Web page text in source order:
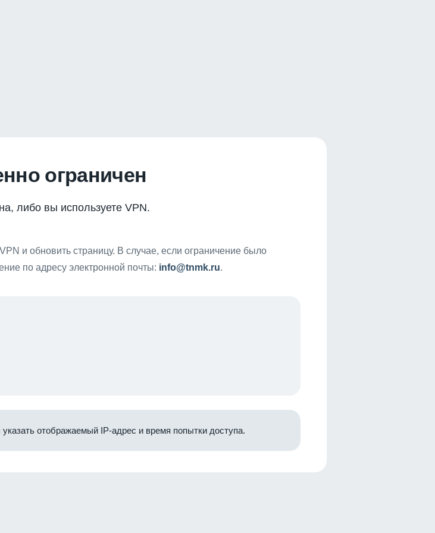
ограничен
либо вы используете VPN.
и обновить страницу. В случае, если ограничение было
по адресу электронной почты: info@tnmk.ru.
отображаемый IP-адрес и время попытки доступа.